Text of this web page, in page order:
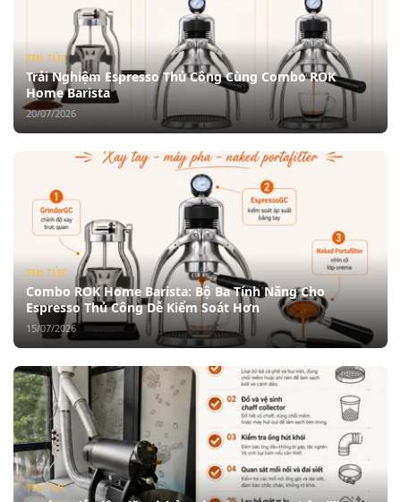
TIN TỨC
Trải Nghiệm Espresso Thủ Công Cùng Combo ROK
Home Barista
20/07/2026
TIN TỨC
Combo ROK Home Barista: Bộ Ba Tính Năng Cho
Espresso Thủ Công Dễ Kiểm Soát Hơn
15/07/2026
TIN TỨC